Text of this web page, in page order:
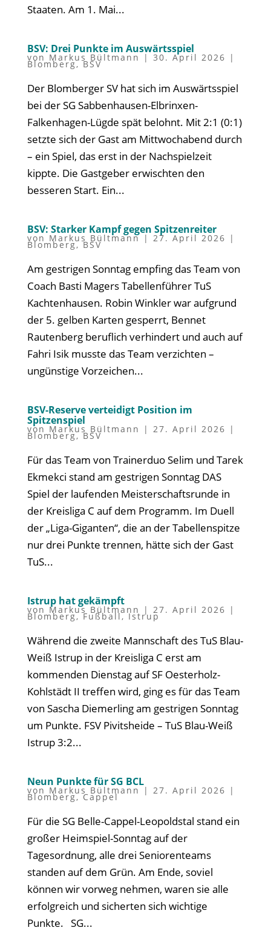
Staaten. Am 1. Mai...
BSV: Drei Punkte im Auswärtsspiel
von Markus Bültmann | 30. April 2026 |
Blomberg,BSV
Der Blomberger SV hat sich im Auswärtsspiel
bei der SG Sabbenhausen-Elbrinxen-
Falkenhagen-Lügde spät belohnt. Mit 2:1 (0:1)
setzte sich der Gast am Mittwochabend durch
– ein Spiel, das erst in der Nachspielzeit
kippte. Die Gastgeber erwischten den
besseren Start. Ein...
BSV: Starker Kampf gegen Spitzenreiter
von Markus Bültmann| 27. April 2026 |
Blomberg,BSV
Am gestrigen Sonntag empfing das Team von
Coach Basti Magers Tabellenführer TuS
Kachtenhausen. Robin Winkler war aufgrund
der 5. gelben Karten gesperrt, Bennet
Rautenberg beruflich verhindert und auch auf
Fahri Isik musste das Team verzichten –
ungünstige Vorzeichen...
BSV-Reserve verteidigt Position im
Spitzenspiel
von Markus Bültmann | 27. April 2026 |
Blomberg,BSV
Für das Team von Trainerduo Selim und Tarek
Ekmekci stand am gestrigen Sonntag DAS
Spiel der laufenden Meisterschaftsrunde in
der Kreisliga C auf dem Programm. Im Duell
der „Liga-Giganten“, die an der Tabellenspitze
nur drei Punkte trennen, hätte sich der Gast
TuS...
Istrup hat gekämpft
von Markus Bültmann | 27. April 2026 |
Blomberg,Fußball,Istrup
Während die zweite Mannschaft des TuS Blau-
Weiß Istrup in der Kreisliga C erst am
kommenden Dienstag auf SF Oesterholz-
Kohlstädt II treffen wird, ging es für das Team
von Sascha Diemerling am gestrigen Sonntag
um Punkte. FSV Pivitsheide – TuS Blau-Weiß
Istrup 3:2...
Neun Punkte für SG BCL
von Markus Bültmann | 27. April 2026 |
Blomberg,Cappel
Für die SG Belle-Cappel-Leopoldstal stand ein
großer Heimspiel-Sonntag auf der
Tagesordnung, alle drei Seniorenteams
standen auf dem Grün. Am Ende, soviel
können wir vorweg nehmen, waren sie alle
erfolgreich und sicherten sich wichtige
Punkte. SG...